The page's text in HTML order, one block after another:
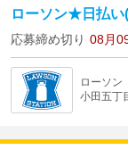
ローソン★日払い
応募締め切り 08月
ローソン
小田五丁